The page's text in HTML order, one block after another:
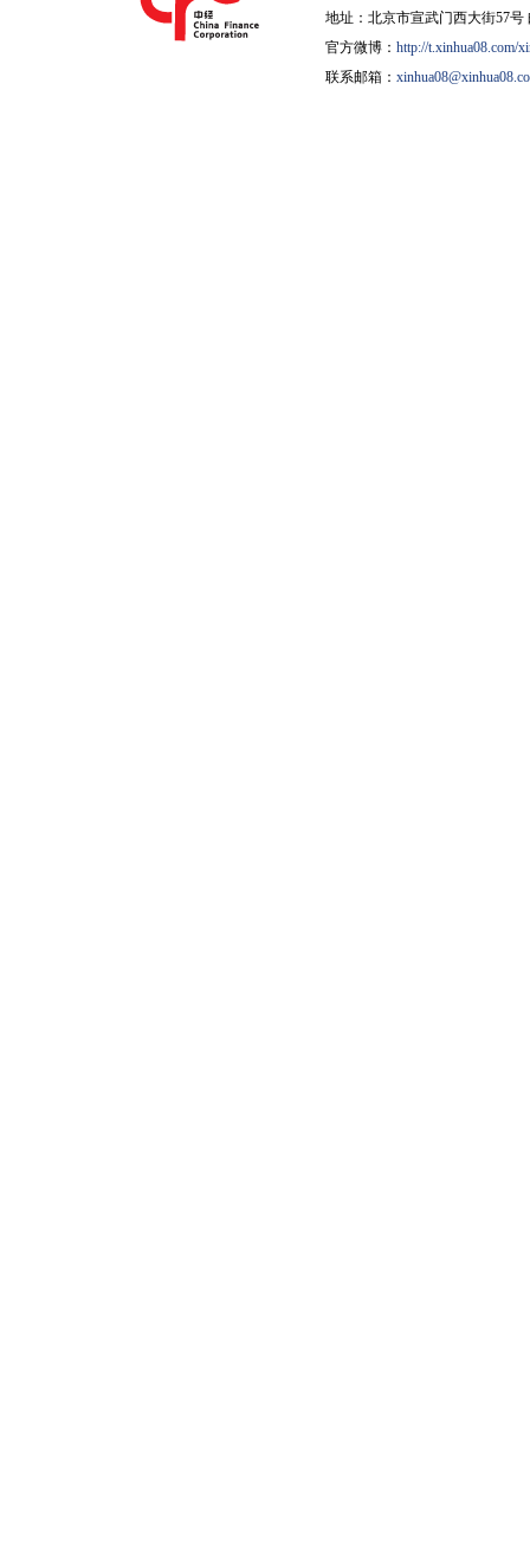
地址：北京市宣武门西大街57号
官方微博： http://t.xinhua08.com/
联系邮箱：